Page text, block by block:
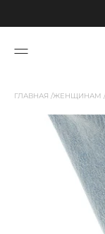
ГЛАВНАЯ ЖЕНЩИНАМ